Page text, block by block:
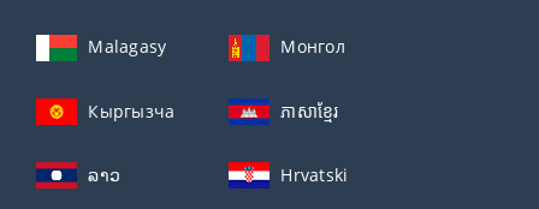
Malagasy Монгол
Кыргызча ភាសាខ្មែរ
ລາວ Hrvatski